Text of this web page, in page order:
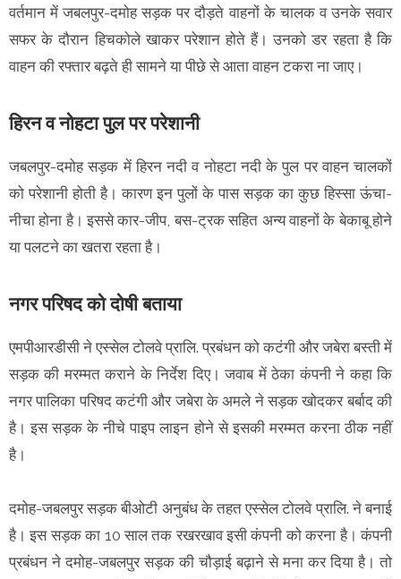
वर्तमान में जबलपुर-दमोह सड़क पर दौड़ते वाहनों के चालक व उनके सवार
सफर के दौरान हिचकोले खाकर परेशान होते हैं। उनको डर रहता है कि
वाहन की रफ्तार बढ़ते ही सामने या पीछे से आता वाहन टकरा ना जाए।
हिरन व नोहटा पुल पर परेशानी
जबलपुर-दमोह सड़क में हिरन नदी व नोहटा नदी के पुल पर वाहन चालकों
को परेशानी होती है। कारण इन पुलों के पास सड़क का कुछ हिस्सा ऊंचा-
नीचा होना है। इससे कार-जीप, बस-ट्रक सहित अन्य वाहनों के बेकाबू होने
या पलटने का खतरा रहता है।
नगर परिषद को दोषी बताया
एमपीआरडीसी ने एस्सेल टोलवे प्रालि. प्रबंधन को कटंगी और जबेरा बस्ती में
सड़क की मरम्मत कराने के निर्देश दिए। जवाब में ठेका कंपनी ने कहा कि
नगर पालिका परिषद कटंगी और जबेरा के अमले ने सड़क खोदकर बर्बाद की
है। इस सड़क के नीचे पाइप लाइन होने से इसकी मरम्मत करना ठीक नहीं
है।
दमोह-जबलपुर सड़क बीओटी अनुबंध के तहत एस्सेल टोलवे प्रालि. ने बनाई
है। इस सड़क का 10 साल तक रखरखाव इसी कंपनी को करना है। कंपनी
प्रबंधन ने दमोह-जबलपुर सड़क की चौड़ाई बढ़ाने से मना कर दिया है। तो